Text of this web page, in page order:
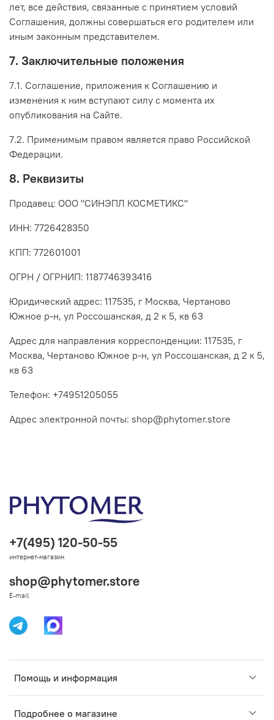
лет, все действия, связанные с принятием условий
Соглашения, должны совершаться его родителем или
иным законным представителем.
7. Заключительные положения
7.1. Соглашение, приложения к Соглашению и
изменения к ним вступают силу с момента их
опубликования на Сайте.
7.2. Применимым правом является право Российской
Федерации.
8. Реквизиты
Продавец: ООО "СИНЭПЛ КОСМЕТИКС"
ИНН: 7726428350
КПП: 772601001
ОГРН / ОГРНИП: 1187746393416
Юридический адрес: 117535, г Москва, Чертаново
Южное р-н, ул Россошанская, д 2 к 5, кв 63
Адрес для направления корреспонденции: 117535, г
Москва, Чертаново Южное р-н, ул Россошанская, д 2 к 5,
кв 63
Телефон: +74951205055
Адрес электронной почты: shop@phytomer.store
Помощь и информация
Подробнее о магазине
+7(495) 120-50-55
интернет-магазин
shop@phytomer.store
E-mail